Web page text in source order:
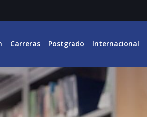
Carreras Postgrado Internacional